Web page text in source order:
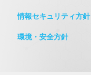
情報セキュリティ方針
環境・安全方針